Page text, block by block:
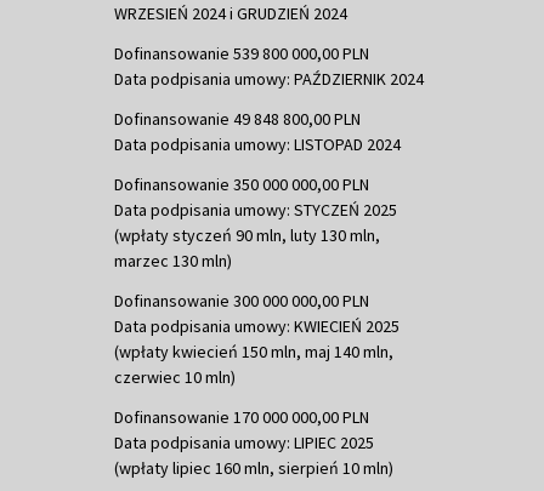
WRZESIEŃ 2024 i GRUDZIEŃ 2024
Dofinansowanie 539 800 000,00 PLN
Data podpisania umowy: PAŹDZIERNIK 2024
Dofinansowanie 49 848 800,00 PLN
Data podpisania umowy: LISTOPAD 2024
Dofinansowanie 350 000 000,00 PLN
Data podpisania umowy: STYCZEŃ 2025
(wpłaty styczeń 90 mln, luty 130 mln,
marzec 130 mln)
Dofinansowanie 300 000 000,00 PLN
Data podpisania umowy: KWIECIEŃ 2025
(wpłaty kwiecień 150 mln, maj 140 mln,
czerwiec 10 mln)
Dofinansowanie 170 000 000,00 PLN
Data podpisania umowy: LIPIEC 2025
(wpłaty lipiec 160 mln, sierpień 10 mln)